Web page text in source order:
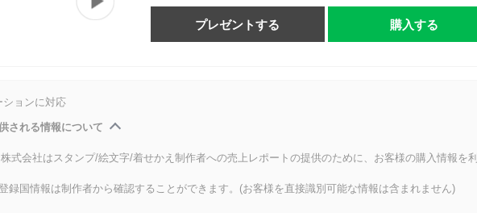
プレゼントする 購入する
ションに対応
される情報について
式会社はスタンプ/絵文字/着せかえ制作者への売上レポートの提供のために、お客様の購入情報を利
録国情報は制作者から確認することができます。(お客様を直接識別可能な情報は含まれません)